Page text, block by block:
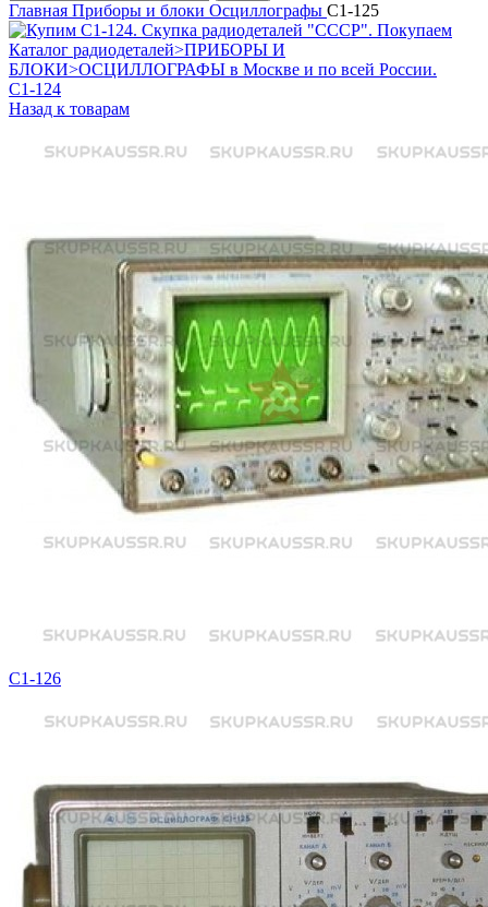
Главная Приборы и блоки Осциллографы С1-125
С1-124
Назад к товарам
С1-126